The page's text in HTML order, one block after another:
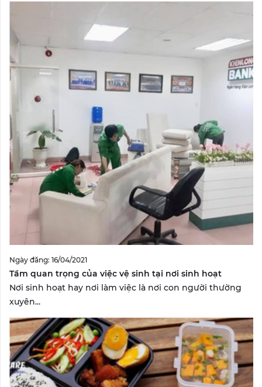
Ngày đăng: 16/04/2021
Tầm quan trọng của việc vệ sinh tại nơi sinh hoạt
Nơi sinh hoạt hay nơi làm việc là nơi con người thường
xuyên...